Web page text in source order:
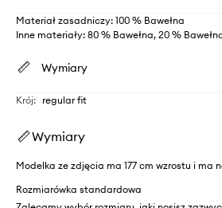
Materiał zasadniczy: 100 % Bawełna
Inne materiały: 80 % Bawełna, 20 %
Wymiary
Krój: regular fit
Wymiary
Modelka ze zdjęcia ma 177 cm wzrostu i ma
Rozmiarówka standardowa